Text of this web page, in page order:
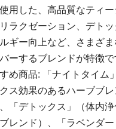
用した、高品質なティー
ラクゼーション、デトッ
ギー向上など、さまざ
ーするブレンドが特徴で
め商品: 「ナイトタイム
ス効果のあるハーブブレ
、「デトックス」（体内
レンド）、「ラベンダー